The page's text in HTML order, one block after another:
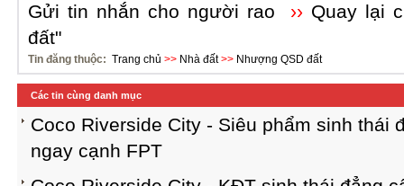
Gửi tin nhắn cho người rao ›› Quay lại
đất"
Tin đăng thuộc: Trang chủ >> Nhà đất>> Nhượng QSD đất
Các tin cùng danh mục
Coco Riverside City - Siêu phẩm sinh thái
ngay cạnh FPT